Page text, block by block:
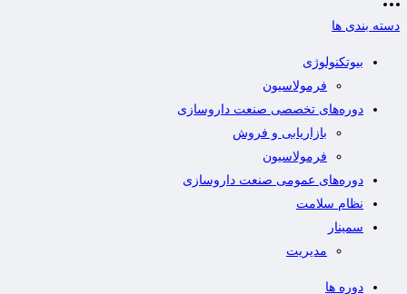
دسته بندی ها
بیوتکنولوژی
فرمولاسیون
دوره‌های تخصصی صنعت داروسازی
بازاریابی و فروش
فرمولاسیون
دوره‌های عمومی صنعت داروسازی
نظام سلامت
سمینار
مدیریت
دوره ها